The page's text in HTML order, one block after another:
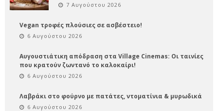
7 Αυγούστου 2026
Vegan τροφές πλούσιες σε ασβέστειο!
6 Αυγούστου 2026
Αυγουστιάτικη απόδραση στα Village Cinemas: Οι ταινίες
που κρατούν ζωντανό το καλοκαίρι!
6 Αυγούστου 2026
Λαβράκι στο φούρνο με πατάτες, ντοματίνια & μυρωδικά
6 Αυγούστου 2026